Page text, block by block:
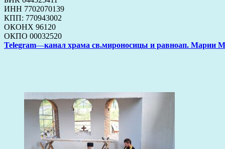
ИНН 7702070139
КПП: 770943002
ОКОНХ 96120
ОКПО 00032520
Telegram—канал храма св.мироносицы и равноап. Марии